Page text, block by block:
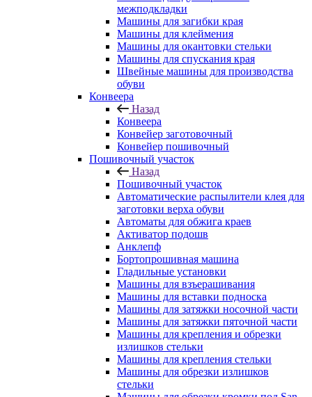
межподкладки
Машины для загибки края
Машины для клеймения
Машины для окантовки стельки
Машины для спускания края
Швейные машины для производства
обуви
Конвеера
Назад
Конвеера
Конвейер заготовочный
Конвейер пошивочный
Пошивочный участок
Назад
Пошивочный участок
Автоматические распылители клея для
заготовки верха обуви
Автоматы для обжига краев
Активатор подошв
Анклепф
Бортопрошивная машина
Гладильные установки
Машины для взъерашивания
Машины для вставки подноска
Машины для затяжки носочной части
Машины для затяжки пяточной части
Машины для крепления и обрезки
излишков стельки
Машины для крепления стельки
Машины для обрезки излишков
стельки